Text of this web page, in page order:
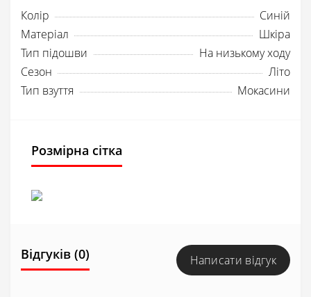
Колір
Синій
Матеріал
Шкіра
Тип підошви
На низькому ходу
Сезон
Літо
Тип взуття
Мокасини
Розмірна сітка
Відгуків (0) Написати відгук